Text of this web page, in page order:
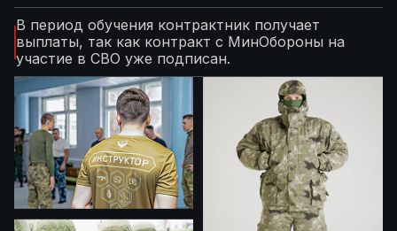
В период обучения контрактник получает
выплаты, так как контракт с МинОбороны на
участие в СВО уже подписан.